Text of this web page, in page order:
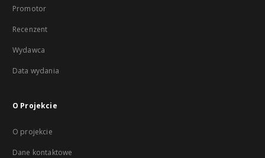
Promotor
Recenzent
Wydawca
Data wydania
O Projekcie
O projekcie
Dane kontaktowe